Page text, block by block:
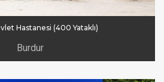
Hastanesi (400 Yataklı)
Burdur